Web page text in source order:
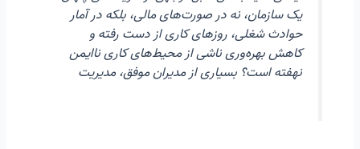
یک سازمان، نه در صورت‌های مالی، بلکه در آمار
حوادث شغلی، روزهای کاری از دست رفته و
کاهش بهره‌وری ناشی از محیط‌های کاری ناایمن
نهفته است؟ بسیاری از مدیران موفق، مدیریت